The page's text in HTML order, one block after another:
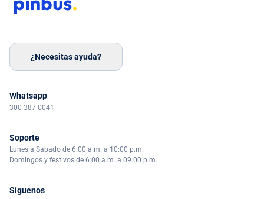
¿Necesitas ayuda?
Whatsapp
300 387 0041
Soporte
Lunes a Sábado de 6:00 a.m. a 10:00 p.m.
Domingos y festivos de 6:00 a.m. a 09:00 p.m.
Síguenos